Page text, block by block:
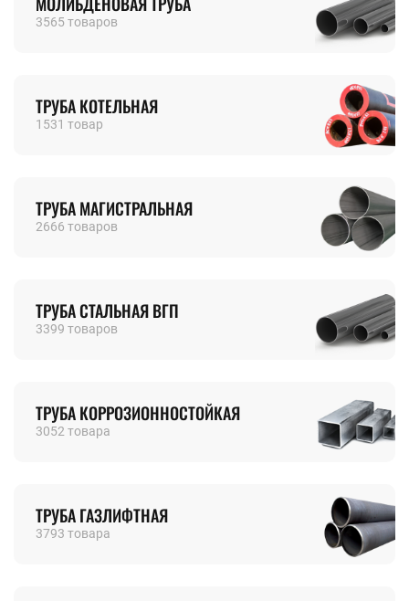
3565 товаров
ТРУБА КОТЕЛЬНАЯ
1531 товар
ТРУБА МАГИСТРАЛЬНАЯ
2666 товаров
ТРУБА СТАЛЬНАЯ ВГП
3399 товаров
ТРУБА КОРРОЗИОННОСТОЙКАЯ
3052 товара
ТРУБА ГАЗЛИФТНАЯ
3793 товара